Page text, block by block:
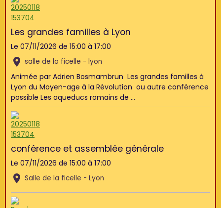
Les grandes familles à Lyon
Le 07/11/2026 de 15:00 à 17:00
salle de la ficelle - lyon
Animée par Adrien Bosmambrun Les grandes familles à
Lyon du Moyen-age à la Révolution ou autre conférence
possible Les aqueducs romains de ...
conférence et assemblée générale
Le 07/11/2026 de 15:00 à 17:00
Salle de la ficelle - Lyon